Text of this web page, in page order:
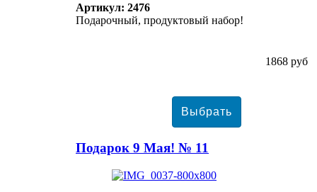
Артикул: 2476
Подарочный, продуктовый набор!
1868 руб
Подарок 9 Мая! № 11